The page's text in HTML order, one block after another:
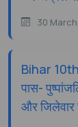
30
Bihar
पास-
और जिलेवार